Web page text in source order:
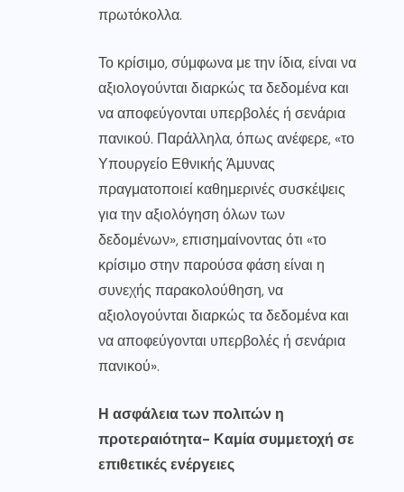
πρωτόκολλα.
Το κρίσιμο, σύμφωνα με την ίδια, είναι να
αξιολογούνται διαρκώς τα δεδομένα και
να αποφεύγονται υπερβολές ή σενάρια
πανικού. Παράλληλα, όπως ανέφερε, «το
Υπουργείο Εθνικής Άμυνας
πραγματοποιεί καθημερινές συσκέψεις
για την αξιολόγηση όλων των
δεδομένων», επισημαίνοντας ότι «το
κρίσιμο στην παρούσα φάση είναι η
συνεχής παρακολούθηση, να
αξιολογούνται διαρκώς τα δεδομένα και
να αποφεύγονται υπερβολές ή σενάρια
πανικού».
Η ασφάλεια των πολιτών η
προτεραιότητα- Καμία συμμετοχή σε
επιθετικές ενέργειες